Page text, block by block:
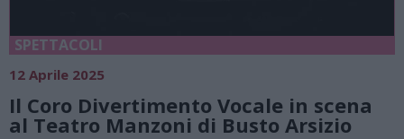
SPETTACOLI
12 Aprile 2025
Il Coro Divertimento Vocale in scena
al Teatro Manzoni di Busto Arsizio